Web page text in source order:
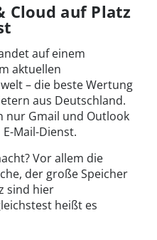
Cloud auf Platz
auf einem
aktuellen
– die beste Wertung
aus Deutschland.
nur Gmail und Outlook
Mail-Dienst.
Vor allem die
der große Speicher
sind hier
heißt es